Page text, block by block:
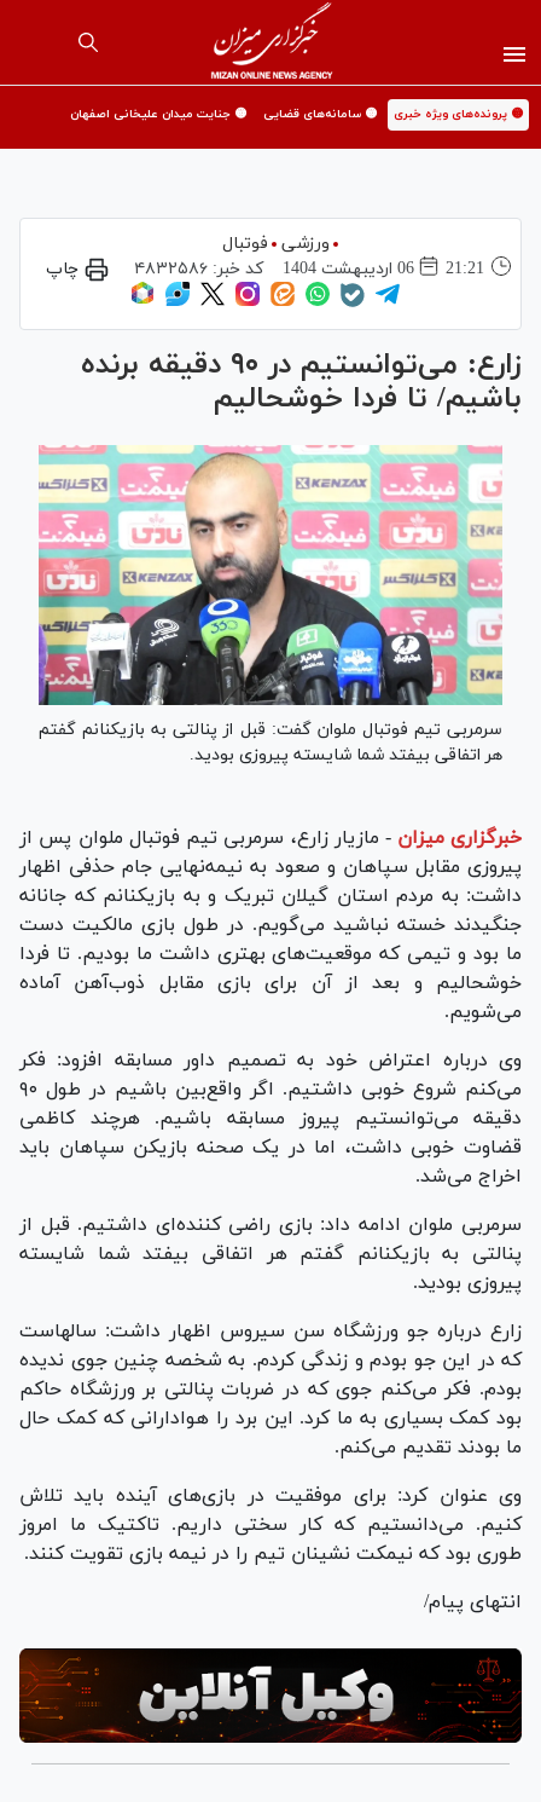
🟡 پرونده‌های ویژه خبری 🟡 سامانه‌های قضایی 🟡 جنایت میدان علیخانی اصفهان
ورزشی
فوتبال
21:21
06 ارديبهشت 1404 کد خبر:۴۸۳۲۵۸۶ چاپ
زارع: می‌توانستیم در ۹۰ دقیقه برنده
باشیم/ تا فردا خوشحالیم
سرمربی تیم فوتبال ملوان گفت: قبل از پنالتی به بازیکنانم گفتم
هر اتفاقی بیفتد شما شایسته پیروزی بودید.
خبرگزاری میزان - مازیار زارع، سرمربی تیم فوتبال ملوان پس از
پیروزی مقابل سپاهان و صعود به نیمه‌نهایی جام حذفی اظهار
داشت: به مردم استان گیلان تبریک و به بازیکنانم که جانانه
جنگیدند خسته نباشید می‌گویم. در طول بازی مالکیت دست
ما بود و تیمی که موقعیت‌های بهتری داشت ما بودیم. تا فردا
خوشحالیم و بعد از آن برای بازی مقابل ذوب‌آهن آماده
می‌شویم.
وی درباره اعتراض خود به تصمیم داور مسابقه افزود: فکر
می‌کنم شروع خوبی داشتیم. اگر واقع‌بین باشیم در طول ۹۰
دقیقه می‌توانستیم پیروز مسابقه باشیم. هرچند کاظمی
قضاوت خوبی داشت، اما در یک صحنه بازیکن سپاهان باید
اخراج می‌شد.
سرمربی ملوان ادامه داد: بازی راضی کننده‌ای داشتیم. قبل از
پنالتی به بازیکنانم گفتم هر اتفاقی بیفتد شما شایسته
پیروزی بودید.
زارع درباره جو ورزشگاه سن سیروس اظهار داشت: سالهاست
که در این جو بودم و زندگی کردم. به شخصه چنین جوی ندیده
بودم. فکر می‌کنم جوی که در ضربات پنالتی بر ورزشگاه حاکم
بود کمک بسیاری به ما کرد. این برد را هوادارانی که کمک حال
ما بودند تقدیم می‌کنم.
وی عنوان کرد: برای موفقیت در بازی‌های آینده باید تلاش
کنیم. می‌دانستیم که کار سختی داریم. تاکتیک ما امروز
طوری بود که نیمکت نشینان تیم را در نیمه بازی تقویت کنند.
انتهای پیام/